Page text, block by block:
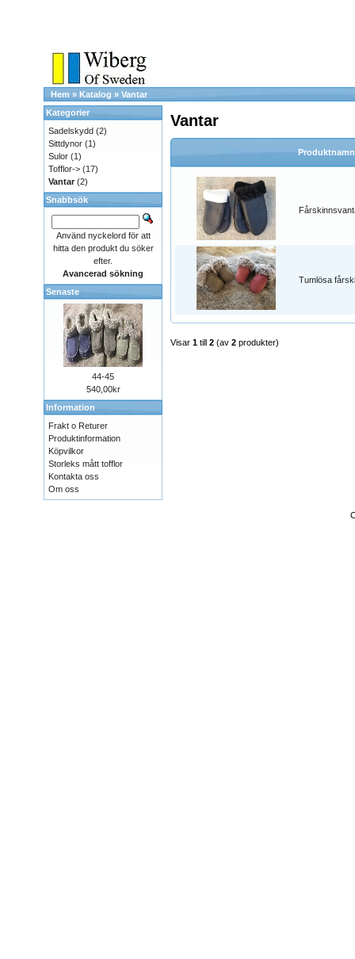
Hem » Katalog » Vantar
Vantar
Tumlösa
Visar 1 till 2 (av 2 produkter)
Kategorier
Sadelskydd (2)
Sittdynor (1)
Sulor (1)
Tofflor-> (17)
Vantar (2)
Snabbsök
Använd nyckelord för att
hitta den produkt du söker
efter.
Avancerad sökning
Senaste
44-45
540,00kr
Information
Frakt o Returer
Produktinformation
Köpvilkor
Storleks mått tofflor
Kontakta oss
Om oss